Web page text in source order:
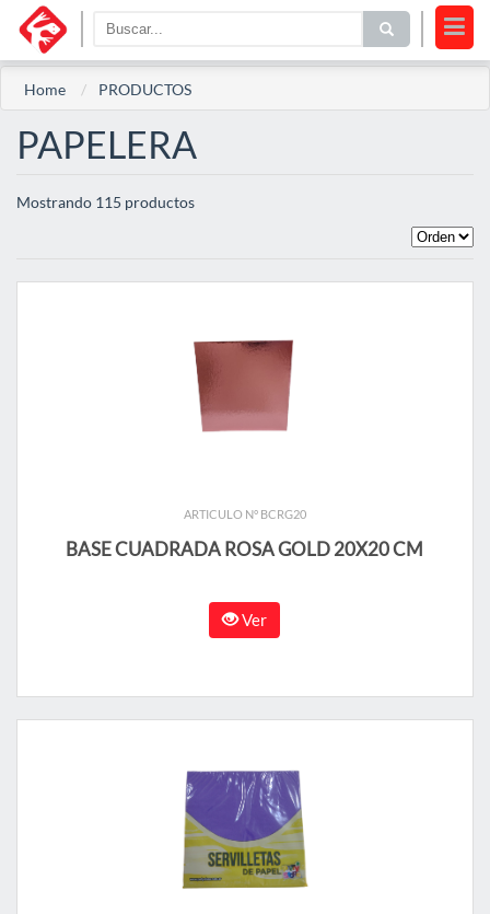
Home PRODUCTOS
PAPELERA
Mostrando 115 productos
ARTICULO N° BCRG20
BASE CUADRADA ROSA GOLD 20X20 CM
Ver